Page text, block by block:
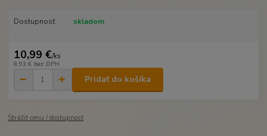
Dostupnosť skladom
10,99 €/ks
8,93 € bez DPH
Pridať do košíka
Strážiť cenu / dostupnosť